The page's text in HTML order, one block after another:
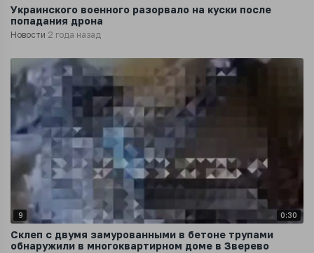
Украинского военного разорвало на куски после
попадания дрона
Новости 2 года назад
9 0:30
Склеп с двумя замурованными в бетоне трупами
обнаружили в многоквартирном доме в Зверево